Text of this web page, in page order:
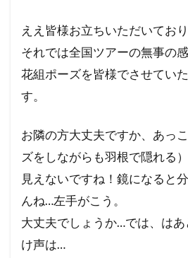
ええ皆様お立ちいただいてお
それでは全国ツアーの無事の
花組ポーズを皆様でさせてい
す。
お隣の方大丈夫ですか、あっ
ズをしながらも羽根で隠れる）
見えないですね！鏡になると
んね…左手がこう。
大丈夫でしょうか…では、は
け声は…